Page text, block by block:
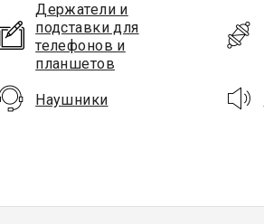
Держатели и
подставки для
телефонов и
планшетов
Наушники